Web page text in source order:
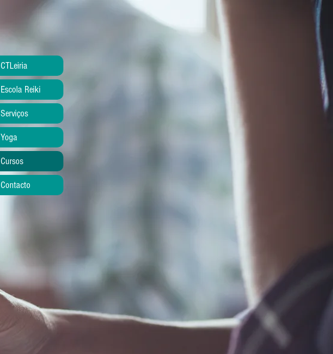
CTLeiria
Escola Reiki
Serviços
Yoga
Cursos
Contacto